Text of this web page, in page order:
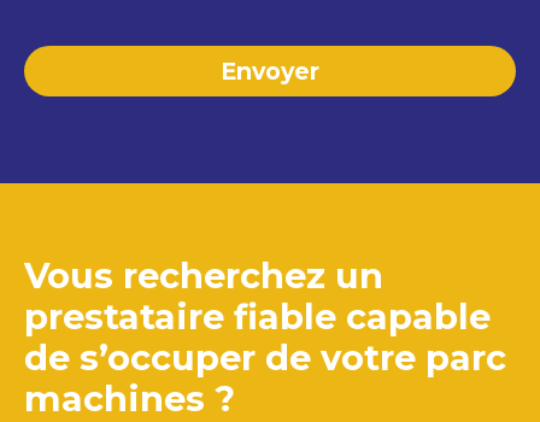
Vous recherchez un
prestataire fiable capable
de s’occuper de votre parc
machines ?